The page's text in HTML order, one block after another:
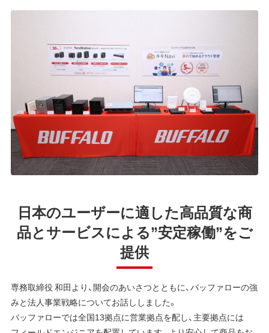
日本のユーザーに適した高品質な商
品とサービスによる”安定稼働”をご
提供
専務取締役 和田より、開会のあいさつとともに、バッファローの強
みと法人事業戦略についてお話ししました。
バッファローでは全国13拠点に営業拠点を配し、主要拠点には